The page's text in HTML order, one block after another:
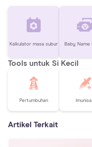
Kalkulator masa subur Baby Name
Tools untuk Si Kecil
Pertumbuhan
Artikel Terkait